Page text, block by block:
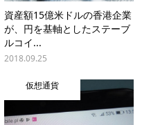
資産額15億米ドルの香港企業
が、円を基軸としたステーブ
ルコイ...
2018.09.25
仮想通貨